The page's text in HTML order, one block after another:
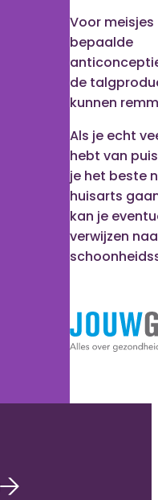
Voor meisjes
bepaalde
de
kunnen
Als je echt
hebt van
je het beste
huisarts
kan je
verwijzen